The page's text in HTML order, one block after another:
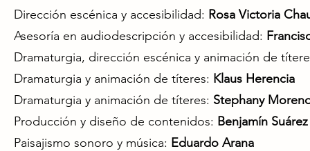
Dirección escénica y accesibilidad: Rosa Victoria
Asesoría en audiodescripción y accesibilidad:
Dramaturgia, dirección escénica y animación de
Dramaturgia y animación de títeres: Klaus Herencia
Dramaturgia y animación de títeres: Stephany
Producción y diseño de contenidos: Benjamín Suárez
Paisajismo sonoro y música: Eduardo Arana